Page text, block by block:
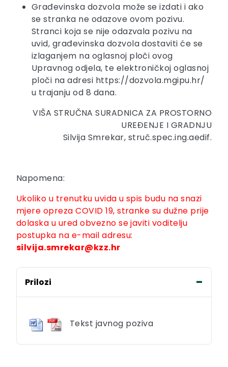
Građevinska dozvola može se izdati i ako
se stranka ne odazove ovom pozivu.
Stranci koja se nije odazvala pozivu na
uvid, građevinska dozvola dostaviti će se
izlaganjem na oglasnoj ploči ovog
Upravnog odjela, te elektroničkoj oglasnoj
ploči na adresi https://dozvola.mgipu.hr/
u trajanju od 8 dana.
VIŠA STRUČNA SURADNICA ZA PROSTORNO
UREĐENJE I GRADNJU
Silvija Smrekar, struč.spec.ing.aedif.
Napomena:
Ukoliko u trenutku uvida u spis budu na snazi
mjere opreza COVID 19, stranke su dužne prije
dolaska u ured obvezno se javiti voditelju
postupka na e-mail adresu:
silvija.smrekar@kzz.hr
Prilozi
Tekst javnog poziva